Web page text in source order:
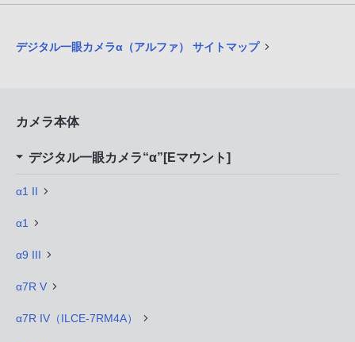
デジタル一眼カメラα（アルファ） サイトマップ
カメラ本体
デジタル一眼カメラ“α”[Eマウント]
α1 II
α1
α9 III
α7R V
α7R IV（ILCE-7RM4A）